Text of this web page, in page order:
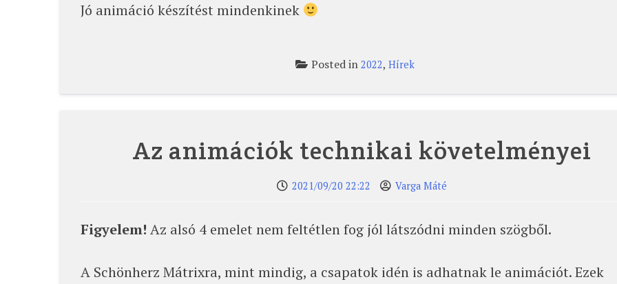
Jó animáció készítést mindenkinek
Posted in2022,Hírek
Az animációk technikai követelményei
2021/09/20 22:22 Varga Máté
Figyelem! Az alsó 4 emelet nem feltétlen fog jól látszódni minden szögből.
A Schönherz Mátrixra, mint mindig, a csapatok idén is adhatnak le animációt. Ezek